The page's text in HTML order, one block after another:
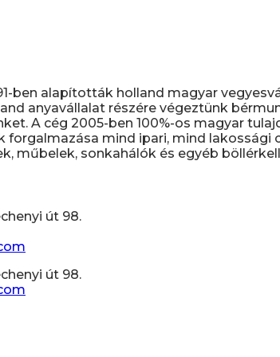
ben alapították holland magyar
anyavállalat részére végeztünk
A cég 2005-ben 100%-os magyar
forgalmazása mind ipari, mind
műbelek, sonkahálók és egyéb
út 98.
út 98.